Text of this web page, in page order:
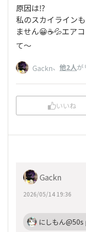
原因は⁉️
私のスカイライン
ません😀☕💦エア
て〜
Gackn、 他2人が
いいね
Gackn
2026/05/14 19:36
にしもん